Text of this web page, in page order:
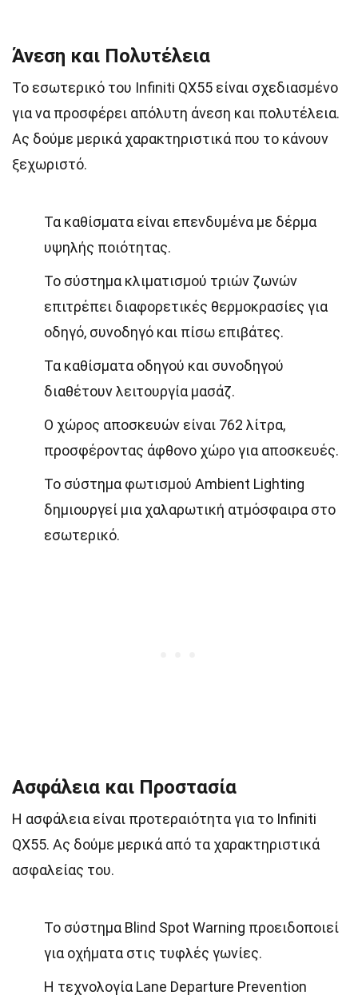
Άνεση και Πολυτέλεια
Το εσωτερικό του Infiniti QX55 είναι σχεδιασμένο
για να προσφέρει απόλυτη άνεση και πολυτέλεια.
Ας δούμε μερικά χαρακτηριστικά που το κάνουν
ξεχωριστό.
Τα καθίσματα είναι επενδυμένα με δέρμα
υψηλής ποιότητας.
Το σύστημα κλιματισμού τριών ζωνών
επιτρέπει διαφορετικές θερμοκρασίες για
οδηγό, συνοδηγό και πίσω επιβάτες.
Τα καθίσματα οδηγού και συνοδηγού
διαθέτουν λειτουργία μασάζ.
Ο χώρος αποσκευών είναι 762 λίτρα,
προσφέροντας άφθονο χώρο για αποσκευές.
Το σύστημα φωτισμού Ambient Lighting
δημιουργεί μια χαλαρωτική ατμόσφαιρα στο
εσωτερικό.
Ασφάλεια και Προστασία
Η ασφάλεια είναι προτεραιότητα για το Infiniti
QX55. Ας δούμε μερικά από τα χαρακτηριστικά
ασφαλείας του.
Το σύστημα Blind Spot Warning προειδοποιεί
για οχήματα στις τυφλές γωνίες.
Η τεχνολογία Lane Departure Prevention